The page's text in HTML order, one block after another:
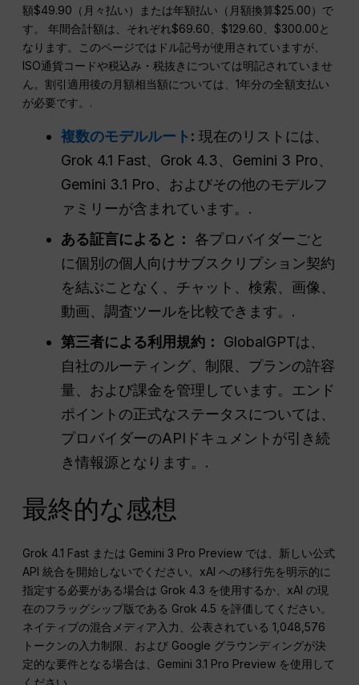
額$49.90（月々払い）または年額払い（月額換算$25.00）で
す。 年間合計額は、それぞれ$69.60、$129.60、$300.00と
なります。このページではドル記号が使用されていますが、
ISO通貨コードや税込み・税抜きについては明記されていませ
ん。割引適用後の月額相当額については、1年分の全額支払い
が必要です。.
複数のモデルルート : 現在のリストには、
Grok 4.1 Fast、Grok 4.3、Gemini 3 Pro、
Gemini 3.1 Pro、およびその他のモデルフ
ァミリーが含まれています。.
ある証言によると：
各プロバイダーごと
に個別の個人向けサブスクリプション契約
を結ぶことなく、チャット、検索、画像、
動画、調査ツールを比較できます。.
第三者による利用規約：
GlobalGPTは、
自社のルーティング、制限、プランの許容
量、および課金を管理しています。エンド
ポイントの正式なステータスについては、
プロバイダーのAPIドキュメントが引き続
き情報源となります。.
最終的な感想
Grok 4.1 Fast または Gemini 3 Pro Preview では、新しい公式
API 統合を開始しないでください。xAI への移行先を明示的に
指定する必要がある場合は Grok 4.3 を使用するか、xAI の現
在のフラッグシップ版である Grok 4.5 を評価してください。
ネイティブの混合メディア入力、公表されている 1,048,576
トークンの入力制限、および Google グラウンディングが決
定的な要件となる場合は、Gemini 3.1 Pro Preview を使用して